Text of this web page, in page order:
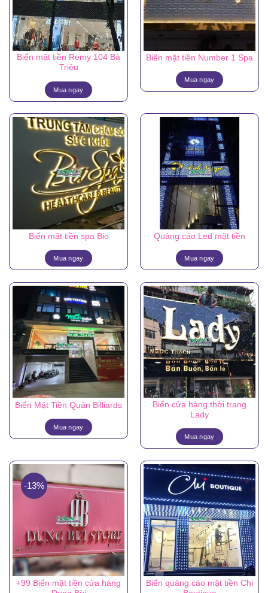
Biển mặt tiền Remy 104 Bà
Triệu
Mua ngay
Biển mặt tiền Number 1 Spa
Mua ngay
Biển mặt tiền spa Bio
Mua ngay
Quảng cáo Led mặt tiền
Mua ngay
Biển Mặt Tiền Quán Billiards
Mua ngay
Biển cửa hàng thời trang
Lady
Mua ngay
-13%
+99 Biển mặt tiền cửa hàng
Biển quảng cáo mặt tiền Chi